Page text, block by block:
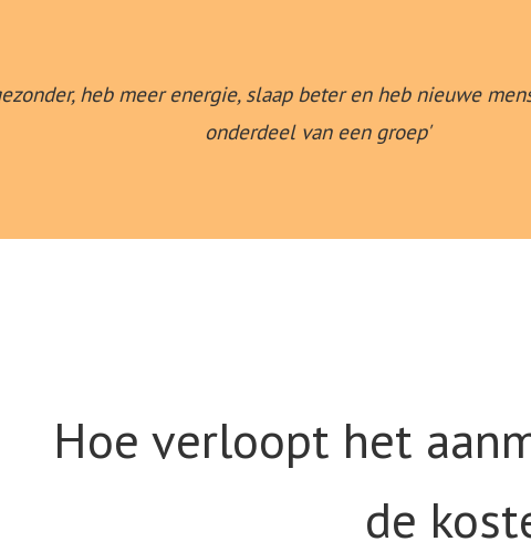
heb meer energie, slaap beter en heb nieuwe
onderdeel van een groep'
Hoe verloopt het
de